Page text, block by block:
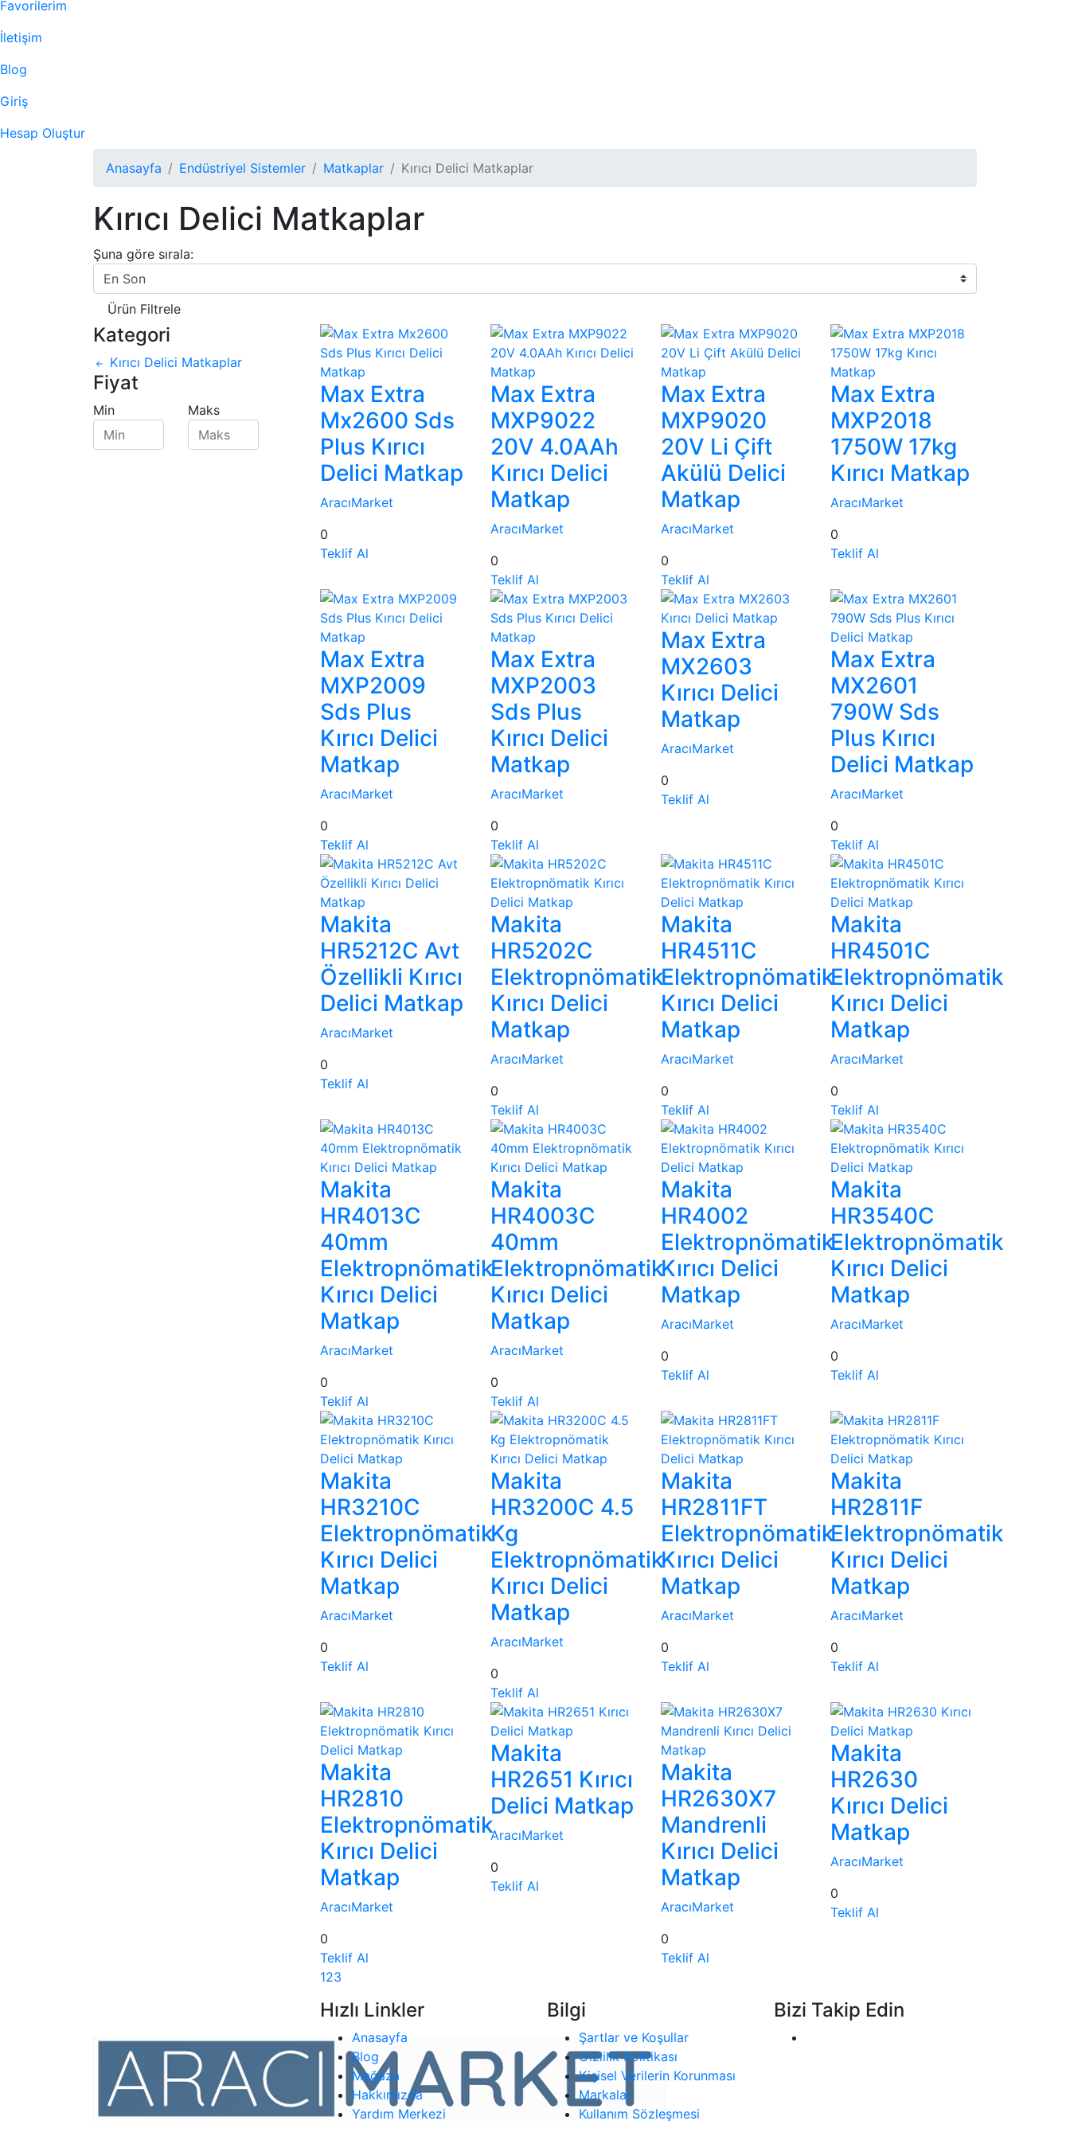
Favorilerim
İletişim
Blog
Giriş
Hesap Oluştur
Anasayfa Endüstriyel Sistemler Matkaplar Kırıcı Delici Matkaplar
Kırıcı Delici Matkaplar
Şuna göre sırala:
Ürün Filtrele
Kategori
Kırıcı Delici Matkaplar
Fiyat
Min Maks
Max Extra
Mx2600 Sds
Plus Kırıcı
Delici Matkap
AracıMarket
0
Teklif Al
Max Extra
MXP9022
20V 4.0AAh
Kırıcı Delici
Matkap
AracıMarket
0
Teklif Al
Max Extra
MXP9020
20V Li Çift
Akülü Delici
Matkap
AracıMarket
0
Teklif Al
Max Extra
MXP2018
1750W 17kg
Kırıcı Matkap
AracıMarket
0
Teklif Al
Max Extra
MXP2009
Sds Plus
Kırıcı Delici
Matkap
AracıMarket
0
Teklif Al
Max Extra
MXP2003
Sds Plus
Kırıcı Delici
Matkap
AracıMarket
0
Teklif Al
Max Extra
MX2603
Kırıcı Delici
Matkap
AracıMarket
0
Teklif Al
Max Extra
MX2601
790W Sds
Plus Kırıcı
Delici Matkap
AracıMarket
0
Teklif Al
Makita
HR5212C Avt
Özellikli Kırıcı
Delici Matkap
AracıMarket
0
Teklif Al
Makita
HR5202C
Elektropnömatik
Kırıcı Delici
Matkap
AracıMarket
0
Teklif Al
Makita
HR4511C
Elektropnömatik
Kırıcı Delici
Matkap
AracıMarket
0
Teklif Al
Makita
HR4501C
Elektropnömatik
Kırıcı Delici
Matkap
AracıMarket
0
Teklif Al
Makita
HR4013C
40mm
Elektropnömatik
Kırıcı Delici
Matkap
AracıMarket
0
Teklif Al
Makita
HR4003C
40mm
Elektropnömatik
Kırıcı Delici
Matkap
AracıMarket
0
Teklif Al
Makita
HR4002
Elektropnömatik
Kırıcı Delici
Matkap
AracıMarket
0
Teklif Al
Makita
HR3540C
Elektropnömatik
Kırıcı Delici
Matkap
AracıMarket
0
Teklif Al
Makita
HR3210C
Elektropnömatik
Kırıcı Delici
Matkap
AracıMarket
0
Teklif Al
Makita
HR3200C 4.5
Kg
Elektropnömatik
Kırıcı Delici
Matkap
AracıMarket
0
Teklif Al
Makita
HR2811FT
Elektropnömatik
Kırıcı Delici
Matkap
AracıMarket
0
Teklif Al
Makita
HR2811F
Elektropnömatik
Kırıcı Delici
Matkap
AracıMarket
0
Teklif Al
Makita
HR2810
Elektropnömatik
Kırıcı Delici
Matkap
AracıMarket
0
Teklif Al
Makita
HR2651 Kırıcı
Delici Matkap
AracıMarket
0
Teklif Al
Makita
HR2630X7
Mandrenli
Kırıcı Delici
Matkap
AracıMarket
0
Teklif Al
Makita
HR2630
Kırıcı Delici
Matkap
AracıMarket
0
Teklif Al
123
Hızlı Linkler
Anasayfa
Blog
Mağaza
Hakkımızda
Yardım Merkezi
Bilgi
Şartlar ve Koşullar
Gizlilik Politikası
Kişisel Verilerin Korunması
Markalar
Kullanım Sözleşmesi
Bizi Takip Edin